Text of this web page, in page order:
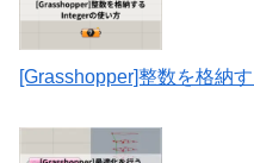
[Grasshopper]整数を格納